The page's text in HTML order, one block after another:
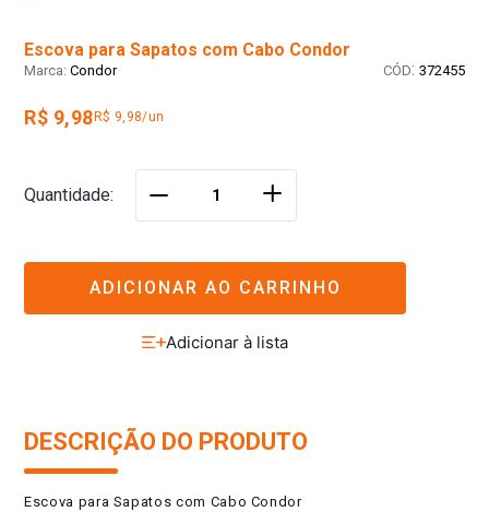
Escova para Sapatos com Cabo Condor
Condor : 372455
R$ 9,98 R$ 9,98/un
Quantidade ＋
ADICIONAR AO CARRINHO
DESCRIÇÃO DO PRODUTO
Escova para Sapatos com Cabo Condor